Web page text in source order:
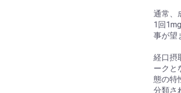
通常、
1回
事が望
経口摂
ークと
態の特
分類さ